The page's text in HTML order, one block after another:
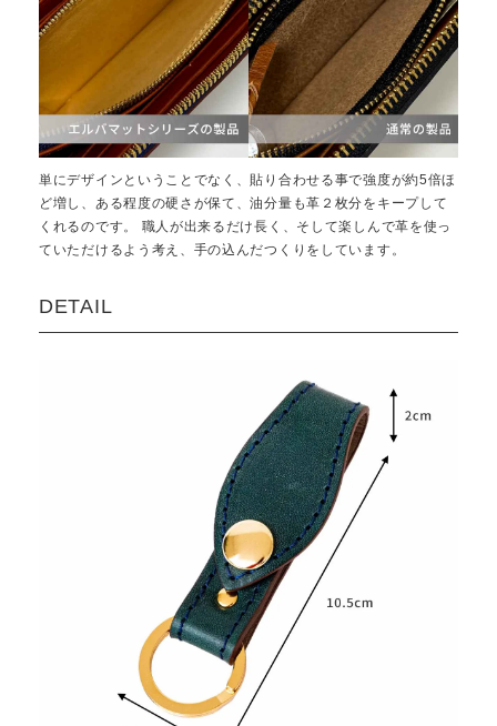
単にデザインということでなく、貼り合わせる事で強度が約5倍ほ
ど増し、ある程度の硬さが保て、油分量も革２枚分をキープして
くれるのです。 職人が出来るだけ長く、そして楽しんで革を使っ
ていただけるよう考え、手の込んだつくりをしています。
DETAIL